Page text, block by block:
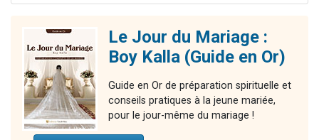
Le Jour du Mariage :
Boy Kalla (Guide en Or)
Guide en Or de préparation spirituelle et
conseils pratiques à la jeune mariée,
pour le jour-même du mariage !